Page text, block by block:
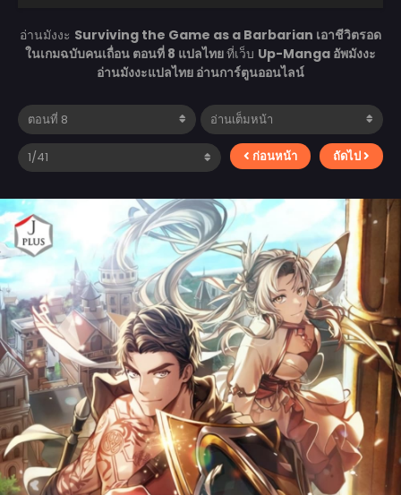
อ่านมังงะ Surviving the Game as a Barbarian เอาชีวิตรอด
ในเกมฉบับคนเถื่อน ตอนที่ 8 แปลไทยที่เว็บ Up-Manga อัพมังงะ
อ่านมังงะแปลไทย อ่านการ์ตูนออนไลน์
ก่อนหน้า ถัดไป